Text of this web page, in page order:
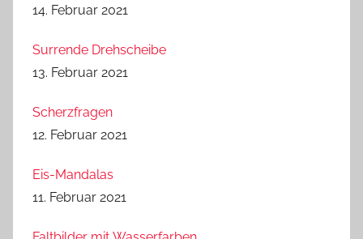
14. Februar 2021
Surrende Drehscheibe
13. Februar 2021
Scherzfragen
12. Februar 2021
Eis-Mandalas
11. Februar 2021